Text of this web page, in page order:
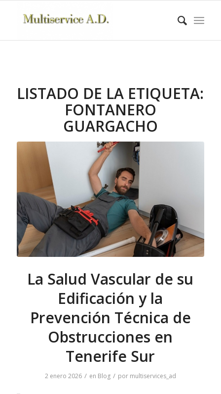
LISTADO DE LA ETIQUETA:
FONTANERO
GUARGACHO
La Salud Vascular de su
Edificación y la
Prevención Técnica de
Obstrucciones en
Tenerife Sur
2 enero 2026 / en Blog / por multiservices_ad